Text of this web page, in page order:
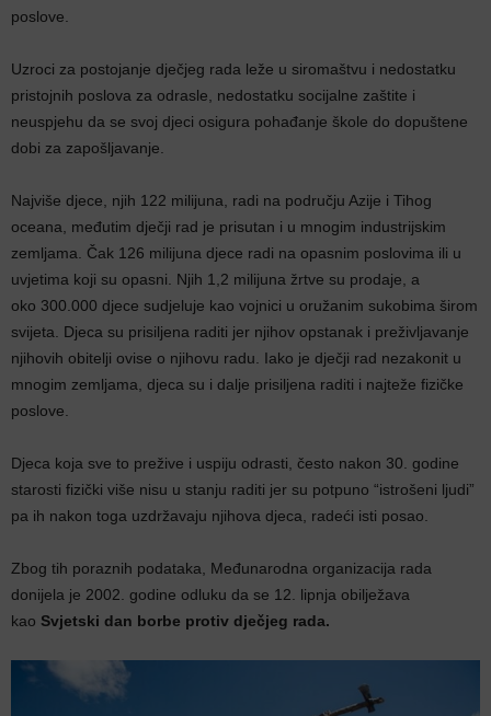
poslove.
Uzroci za postojanje dječjeg rada leže u siromaštvu i nedostatku
pristojnih poslova za odrasle, nedostatku socijalne zaštite i
neuspjehu da se svoj djeci osigura pohađanje škole do dopuštene
dobi za zapošljavanje.
Najviše djece, njih 122 milijuna, radi na području Azije i Tihog
oceana, međutim dječji rad je prisutan i u mnogim industrijskim
zemljama. Čak 126 milijuna djece radi na opasnim poslovima ili u
uvjetima koji su opasni. Njih 1,2 milijuna žrtve su prodaje, a
oko 300.000 djece sudjeluje kao vojnici u oružanim sukobima širom
svijeta. Djeca su prisiljena raditi jer njihov opstanak i preživljavanje
njihovih obitelji ovise o njihovu radu. Iako je dječji rad nezakonit u
mnogim zemljama, djeca su i dalje prisiljena raditi i najteže fizičke
poslove.
Djeca koja sve to prežive i uspiju odrasti, često nakon 30. godine
starosti fizički više nisu u stanju raditi jer su potpuno “istrošeni ljudi”
pa ih nakon toga uzdržavaju njihova djeca, radeći isti posao.
Zbog tih poraznih podataka, Međunarodna organizacija rada
donijela je 2002. godine odluku da se 12. lipnja obilježava
kao Svjetski dan borbe protiv dječjeg rada.